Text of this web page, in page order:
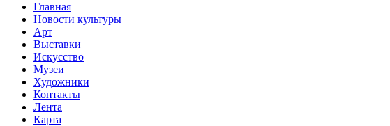
Главная
Новости культуры
Арт
Выставки
Искусство
Музеи
Художники
Контакты
Лента
Карта